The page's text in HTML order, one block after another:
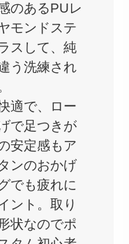
のあるPUレ
モンドステ
スして、純
う洗練され
適で、ロー
で足つきが
安定感もア
ンのおかげ
でも疲れに
ント。取り
状なのでポ